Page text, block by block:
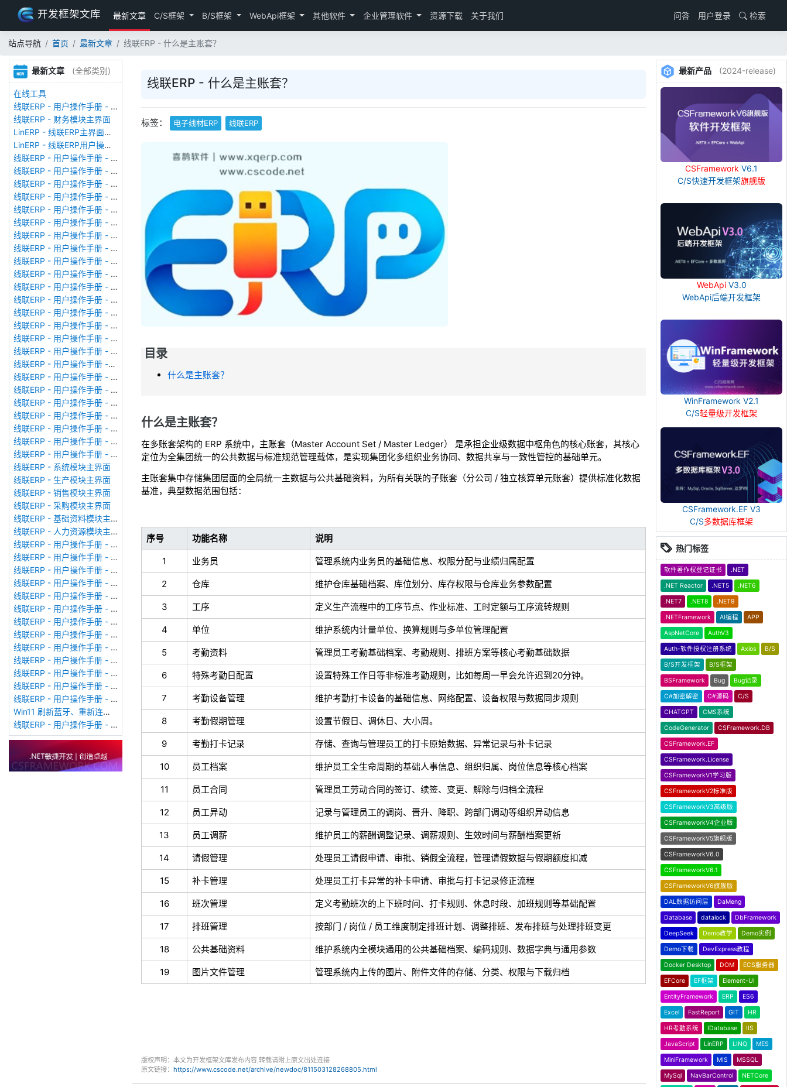
开发框架文库 最新文章 C/S框架 B/S框架 WebApi框架 其他软件 企业管理软件 资源下载 关于我们 问答 用户登录 检索
站点导航 首页 最新文章 线联ERP - 什么是主账套？
最新文章 (全部类别)
在线工具
线联ERP - 用户操作手册 - 存货期初
线联ERP - 财务模块主界面
LinERP - 线联ERP主界面（HOME）
LinERP - 线联ERP用户操作手册 - 系统登陆
线联ERP - 用户操作手册 - 查看在线用户
线联ERP - 用户操作手册 - 数据备份
线联ERP - 用户操作手册 - 工厂管理
线联ERP - 用户操作手册 - 帐套管理
线联ERP - 用户操作手册 - 语种设置
线联ERP - 用户操作手册 - 国际化多语言
线联ERP - 用户操作手册 - 报表管理
线联ERP - 用户操作手册 - 字段名管理
线联ERP - 用户操作手册 - 模块管理
线联ERP - 用户操作手册 - 广播消息
线联ERP - 用户操作手册 - 审计日志
线联ERP - 用户操作手册 - 公司资料设置
线联ERP - 用户操作手册 - 系统参数设置
线联ERP - 用户操作手册 - 单据类型
线联ERP - 用户操作手册 - 号码规则
线联ERP - 用户操作手册 - 功能菜单
线联ERP - 用户操作手册 -分配临时角色
线联ERP - 用户操作手册 - 组织架构
线联ERP - 用户操作手册 - 用户管理
线联ERP - 用户操作手册 - 角色/岗位管理
线联ERP - 用户操作手册 - 暂估入库明细表
线联ERP - 用户操作手册 - 物料收发明细表
线联ERP - 用户操作手册 - 即时库存余额表
线联ERP - 用户操作手册 - 库存账龄分析表
线联ERP - 系统模块主界面
线联ERP - 生产模块主界面
线联ERP - 销售模块主界面
线联ERP - 采购模块主界面
线联ERP - 基础资料模块主界面
线联ERP - 人力资源模块主界面
线联ERP - 用户操作手册 - 个人考勤报表（横向）
线联ERP - 用户操作手册 - 部门考勤报表
线联ERP - 用户操作手册 - 个人考勤报表
线联ERP - 用户操作手册 - 考勤计算
线联ERP - 用户操作手册 - 节假日管理
线联ERP - 用户操作手册 - 请假管理
线联ERP - 用户操作手册 - 补卡管理
线联ERP - 用户操作手册 - 考勤设备管理
线联ERP - 用户操作手册 - 考勤参数配置
线联ERP - 用户操作手册 - 考勤设备绑定
线联ERP - 用户操作手册 - 员工档案
线联ERP - 用户操作手册 - 班次管理
线联ERP - 用户操作手册 - 排班管理
Win11 刷新蓝牙、重新连接蓝牙音响
线联ERP - 用户操作手册 - 成品入库单
线联ERP - 什么是主账套？
标签： 电子线材ERP 线联ERP
目录
什么是主账套？
什么是主账套？
在多账套架构的 ERP 系统中，主账套（Master Account Set / Master Ledger） 是承担企业级数据中枢角色的核心账套，其核心
定位为全集团统一的公共数据与标准规范管理载体，是实现集团化多组织业务协同、数据共享与一致性管控的基础单元。
主账套集中存储集团层面的全局统一主数据与公共基础资料，为所有关联的子账套（分公司 / 独立核算单元账套）提供标准化数据
基准，典型数据范围包括：
序号 功能名称 说明
1 业务员 管理系统内业务员的基础信息、权限分配与业绩归属配置
2 仓库 维护仓库基础档案、库位划分、库存权限与仓库业务参数配置
3 工序 定义生产流程中的工序节点、作业标准、工时定额与工序流转规则
4 单位 维护系统内计量单位、换算规则与多单位管理配置
5 考勤资料 管理员工考勤基础档案、考勤规则、排班方案等核心考勤基础数据
6 特殊考勤日配置 设置特殊工作日等非标准考勤规则，比如每周一早会允许迟到20分钟。
7 考勤设备管理 维护考勤打卡设备的基础信息、网络配置、设备权限与数据同步规则
8 考勤假期管理 设置节假日、调休日、大小周。
9 考勤打卡记录 存储、查询与管理员工的打卡原始数据、异常记录与补卡记录
10 员工档案 维护员工全生命周期的基础人事信息、组织归属、岗位信息等核心档案
11 员工合同 管理员工劳动合同的签订、续签、变更、解除与归档全流程
12 员工异动 记录与管理员工的调岗、晋升、降职、跨部门调动等组织异动信息
13 员工调薪 维护员工的薪酬调整记录、调薪规则、生效时间与薪酬档案更新
14 请假管理 处理员工请假申请、审批、销假全流程，管理请假数据与假期额度扣减
15 补卡管理 处理员工打卡异常的补卡申请、审批与打卡记录修正流程
16 班次管理 定义考勤班次的上下班时间、打卡规则、休息时段、加班规则等基础配置
17 排班管理 按部门 / 岗位 / 员工维度制定排班计划、调整排班、发布排班与处理排班变更
18 公共基础资料 维护系统内全模块通用的公共基础档案、编码规则、数据字典与通用参数
19 图片文件管理 管理系统内上传的图片、附件文件的存储、分类、权限与下载归档
版权声明：本文为开发框架文库发布内容,转载请附上原文出处连接
原文链接： https://www.cscode.net/archive/newdoc/811503128268805.html
最新产品 (2024-release)
CSFramework V6.1
C/S快速开发框架旗舰版
WebApiV3.0
WebApi后端开发框架
WinFramework V2.1
C/S轻量级开发框架
CSFramework.EF V3
C/S多数据库框架
热门标签
软件著作权登记证书 .NET
.NET Reactor .NET5 .NET6
.NET7 .NET8 .NET9
.NETFramework AI编程 APP
AspNetCore AuthV3
Auth-软件授权注册系统 Axios B/S
B/S开发框架 B/S框架
BSFramework Bug Bug记录
C#加密解密 C#源码 C/S
CHATGPT CMS系统
CodeGenerator CSFramework.DB
CSFramework.EF
CSFramework.License
CSFrameworkV1学习版
CSFrameworkV2标准版
CSFrameworkV3高级版
CSFrameworkV4企业版
CSFrameworkV5旗舰版
CSFrameworkV6.0
CSFrameworkV6.1
CSFrameworkV6旗舰版
DAL数据访问层 DaMeng
Database datalock DbFramework
DeepSeek Demo教学 Demo实例
Demo下载 DevExpress教程
Docker Desktop DOM ECS服务器
EFCore EF框架 Element-UI
EntityFramework ERP ES6
Excel FastReport GIT HR
HR考勤系统 IDatabase IIS
JavaScript LinERP LINQ MES
MiniFramework MIS MSSQL
MySql NavBarControl NETCore